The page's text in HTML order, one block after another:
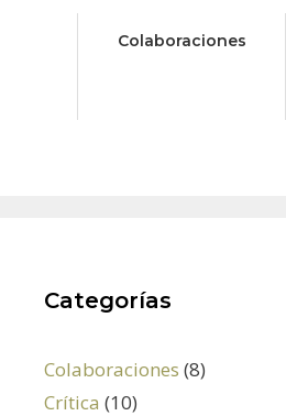
Colaboraciones
Categorías
Colaboraciones (8)
Crítica (10)